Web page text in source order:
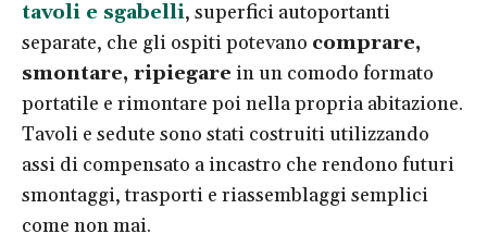
tavoli e sgabelli, superfici autoportanti
separate, che gli ospiti potevano comprare,
smontare, ripiegare in un comodo formato
portatile e rimontare poi nella propria abitazione.
Tavoli e sedute sono stati costruiti utilizzando
assi di compensato a incastro che rendono futuri
smontaggi, trasporti e riassemblaggi semplici
come non mai.